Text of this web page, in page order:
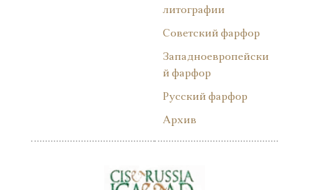
литографии
Советский фарфор
Западноевропейски
й фарфор
Русский фарфор
Архив